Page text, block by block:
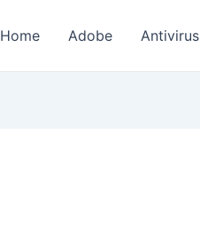
Home Adobe Antivirus